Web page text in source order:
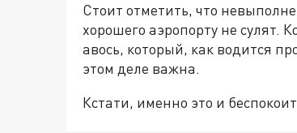
Стоит отметить, что
хорошего аэропорту не сулят.
авось, который, как водится
этом деле важна.
Кстати, именно это и